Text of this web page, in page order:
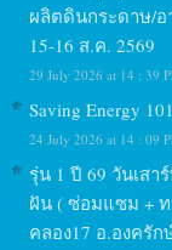
ผลิตดินกระดาษ/อ
15-16 ส.ค. 2569
29 July 2026 at 14 : 39
Saving Energy
24 July 2026 at 14 : 09
รุ่น 1 ปี 69 วันเส
ฝัน ( ซ่อมแซม + ท
คลอง17 อ.องครั